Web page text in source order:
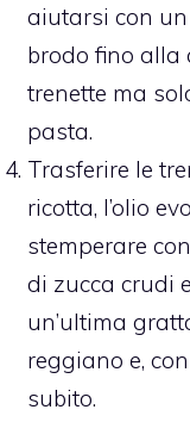
aiutarsi con
brodo fino alla
trenette ma
pasta.
Trasferire le
ricotta, l’olio
stemperare
di zucca crudi
un’ultima
reggiano e,
subito.